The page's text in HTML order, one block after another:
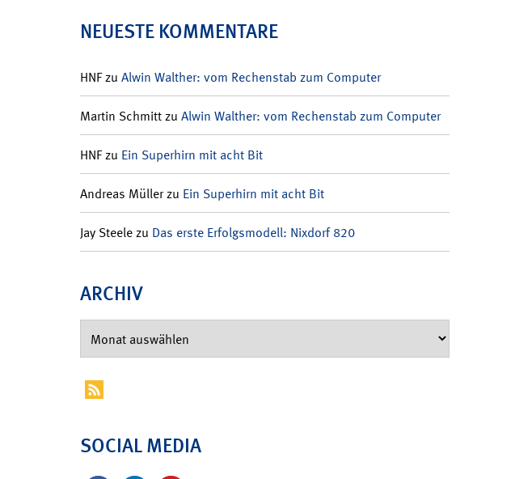
NEUESTE KOMMENTARE
HNFzu Alwin Walther: vom Rechenstab zum Computer
Martin Schmittzu Alwin Walther: vom Rechenstab zum Computer
HNFzu Ein Superhirn mit acht Bit
Andreas Müllerzu Ein Superhirn mit acht Bit
Jay Steelezu Das erste Erfolgsmodell: Nixdorf 820
ARCHIV
SOCIAL MEDIA